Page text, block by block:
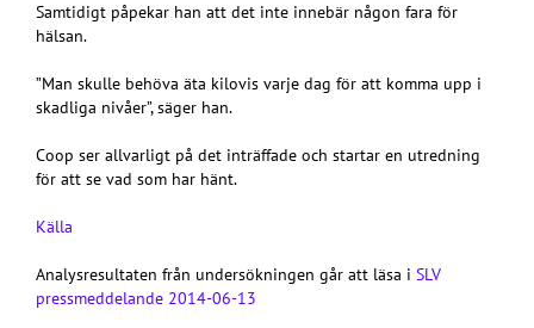
Samtidigt påpekar han att det inte innebär någon fara för
hälsan.
”Man skulle behöva äta kilovis varje dag för att komma upp i
skadliga nivåer”, säger han.
Coop ser allvarligt på det inträffade och startar en utredning
för att se vad som har hänt.
Källa
Analysresultaten från undersökningen går att läsa i SLV
pressmeddelande 2014-06-13